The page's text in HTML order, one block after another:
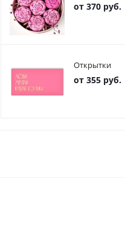
от 370 руб.
Открытки
от 355 руб.